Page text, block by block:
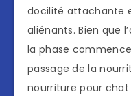
docilité attachante
aliénants. Bien que
la phase
passage de la
nourriture pour